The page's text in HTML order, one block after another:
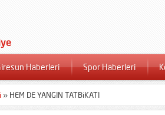
Haberleri Spor Haberleri
» HEM DE YANGIN TATBiKATI